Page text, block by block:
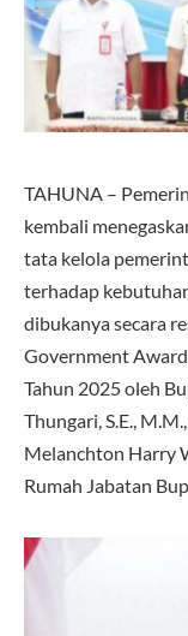
TAHUNA –
kembali
tata kelola
terhadap
dibukanya secara
Government
Tahun 2025 oleh
Thungari, S.E.,
Melanchton Harry
Rumah Jabatan